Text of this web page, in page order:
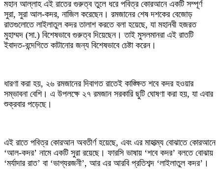
মহান আল্লাহ এই রাতের গুরুত্ব তুলে ধরে পবিত্র কোরআনে একটি সম্পূর্ণ
সুরা, সুরা আল-কদর, নাজিল করেছেন। রমজানের শেষ দশকের বেজোড়
রাতগুলোতে লাইলাতুল কদর তালাশ করতে বলা হয়েছে, যা মহানবী হজরত
মুহাম্মদ (সা.) বিশেষভাবে গুরুত্ব দিয়েছেন। তাই মুসলমানরা এই রাতটি
ইবাদত-বন্দেগিতে কাটানোর জন্য বিশেষভাবে চেষ্টা করেন।
ধারণা করা হয়, ২৬ রমজানের দিবাগত রাতেই কাঙ্ক্ষিত শবে কদর হওয়ার
সম্ভাবনা বেশি। এ উপলক্ষে ২৭ রমজান সরকারি ছুটি ঘোষণা করা হয়, যা এবার
শুক্রবার পড়েছে।
এই রাতে পবিত্র কোরআন অবতীর্ণ হয়েছে, এবং এর মাহাত্ম্য বোঝাতে কোরআনে
‘আল-কদর’ নামে একটি সুরা রয়েছে। ফারসি ভাষায় ‘শবে কদর’ বলতে বোঝায়
‘মর্যাদার রাত’ বা ‘ভাগ্যরজনী’, আর এর আরবি প্রতিশব্দ ‘লাইলাতুল কদর’।